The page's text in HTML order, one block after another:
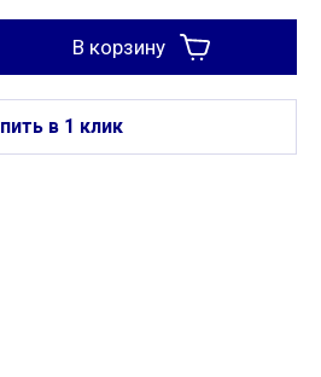
В корзину
в 1 клик